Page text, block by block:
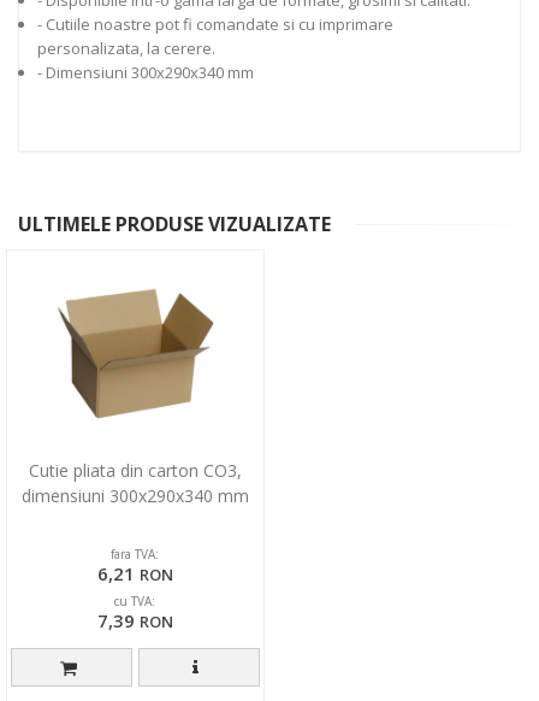
- Cutiile noastre pot fi comandate si cu imprimare
personalizata, la cerere.
- Dimensiuni 300x290x340 mm
ULTIMELE PRODUSE VIZUALIZATE
Cutie pliata din carton CO3,
dimensiuni 300x290x340 mm
fara TVA:
6,21 RON
cu TVA:
7,39 RON